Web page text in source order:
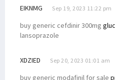
EIKNMG Sep 19, 2023 11:22 pm
buy generic cefdinir 300mg
lansoprazole
XDZIED Sep 20, 2023 01:01 am
buy generic modafinil for sale